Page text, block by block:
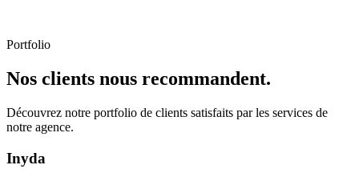
Portfolio
Nos clients nous recommandent.
Découvrez notre portfolio de clients satisfaits par les services de
notre agence.
Inyda